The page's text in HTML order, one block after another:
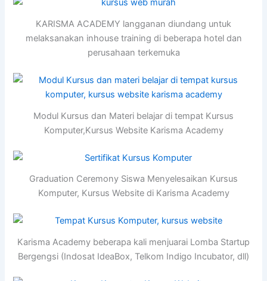
KARISMA ACADEMY langganan diundang untuk
melaksanakan inhouse training di beberapa hotel dan
perusahaan terkemuka
Modul Kursus dan Materi belajar di tempat Kursus
Komputer,Kursus Website Karisma Academy
Graduation Ceremony Siswa Menyelesaikan Kursus
Komputer, Kursus Website di Karisma Academy
Karisma Academy beberapa kali menjuarai Lomba Startup
Bergengsi (Indosat IdeaBox, Telkom Indigo Incubator, dll)